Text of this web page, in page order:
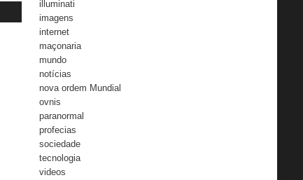
illuminati
imagens
internet
maçonaria
mundo
notícias
nova ordem Mundial
ovnis
paranormal
profecias
sociedade
tecnologia
videos